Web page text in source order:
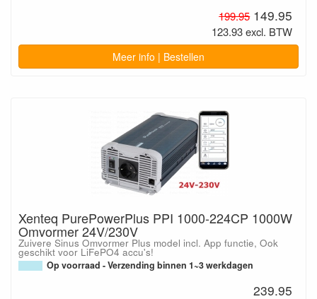
199.95 149.95
123.93 excl. BTW
Meer info | Bestellen
Xenteq PurePowerPlus PPI 1000-224CP 1000W
Omvormer 24V/230V
Zuivere Sinus Omvormer Plus model incl. App functie, Ook
geschikt voor LiFePO4 accu's!
Op voorraad - Verzending binnen 1~3 werkdagen
239.95